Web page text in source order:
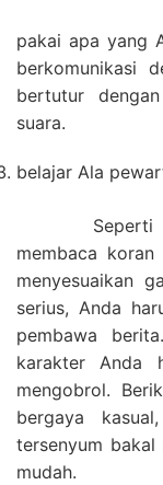
pakai apa yang
berkomunikasi
bertutur
suara.
belajar Ala
Seperti
membaca
menyesuaikan
serius, Anda
pembawa
karakter Anda
mengobrol.
bergaya
tersenyum bakal
mudah.